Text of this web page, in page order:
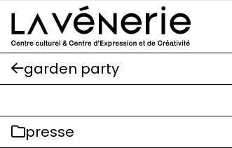
Aller au contenu principal
garden party
presse